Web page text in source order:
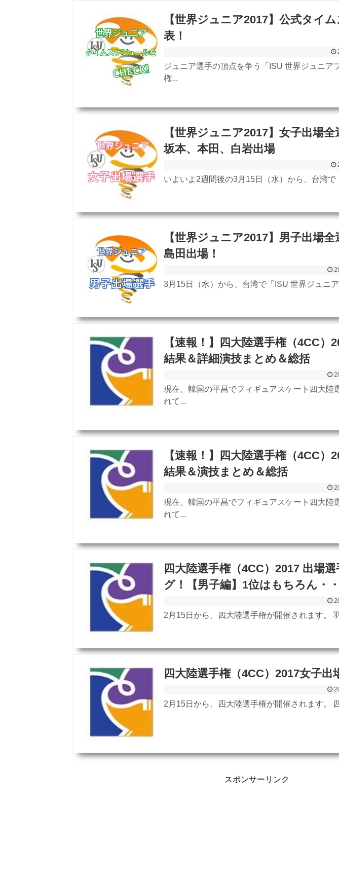
【世界ジュニア2017】公式タイ
表！
ジュニア選手の頂点を争う「ISU 世界ジュニア
権...
【世界ジュニア2017】女子出場
坂本、本田、白岩出場
いよいよ2週間後の3月15日（水）から、台湾で
【世界ジュニア2017】男子出場
島田出場！
3月15日（水）から、台湾で「ISU 世界ジュニ
【速報！】四大陸選手権（4CC）
結果＆詳細演技まとめ＆総括
現在、韓国の平昌でフィギュアスケート四大陸
れて...
【速報！】四大陸選手権（4CC）
結果＆演技まとめ＆総括
現在、韓国の平昌でフィギュアスケート四大陸
れて...
四大陸選手権（4CC）2017 出場
グ！【男子編】1位はもちろん・・
2月15日から、四大陸選手権が開催されます。
四大陸選手権（4CC）2017女子出
2月15日から、四大陸選手権が開催されます。
スポンサーリンク